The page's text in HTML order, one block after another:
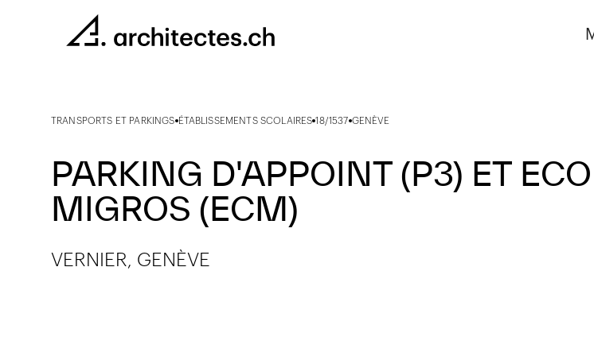
TRANSPORTS ET PARKINGS ÉTABLISSEMENTS SCOLAIRES 18/1537 GENÈVE
PARKING D'APPOINT (P3) ET
MIGROS (ECM)
VERNIER, GENÈVE